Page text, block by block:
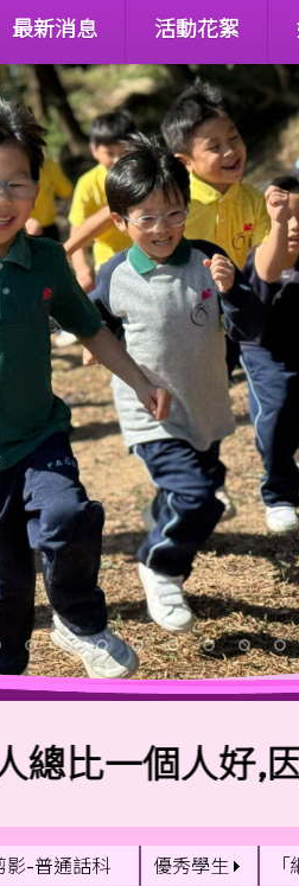
最新消息 活動花絮
一個人好,因為
影-普通話科 優秀學生